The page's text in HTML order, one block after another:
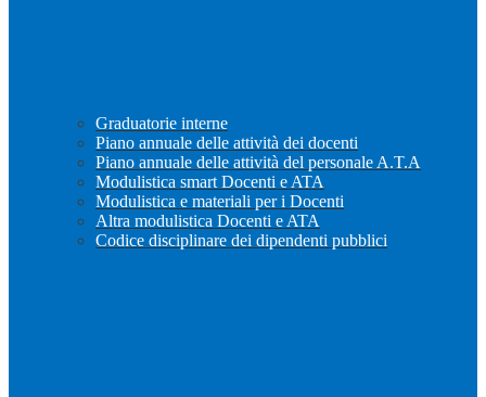
Graduatorie interne
Piano annuale delle attività dei docenti
Piano annuale delle attività del personale A.T.A
Modulistica smart Docenti e ATA
Modulistica e materiali per i Docenti
Altra modulistica Docenti e ATA
Codice disciplinare dei dipendenti pubblici